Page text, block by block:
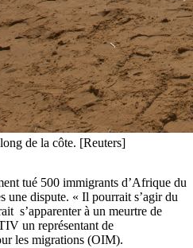
de la côte. [Reuters]
tué 500 immigrants d’Afrique du
une dispute. « Il pourrait s’agir du
s’apparenter à un meurtre de
un représentant de
les migrations (OIM).